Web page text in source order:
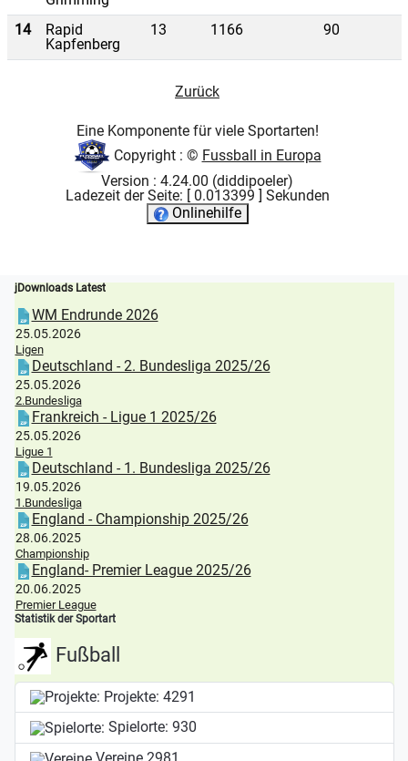
14
Rapid
Kapfenberg
13 1166 90
Zurück
Eine Komponente für viele Sportarten!
Copyright : © Fussball in Europa
Version : 4.24.00 (diddipoeler)
Ladezeit der Seite: [ 0.013399 ] Sekunden
Onlinehilfe
jDownloads Latest
WM Endrunde 2026
25.05.2026
Ligen
Deutschland - 2. Bundesliga 2025/26
25.05.2026
2.Bundesliga
Frankreich - Ligue 1 2025/26
25.05.2026
Ligue 1
Deutschland - 1. Bundesliga 2025/26
19.05.2026
1.Bundesliga
England - Championship 2025/26
28.06.2025
Championship
England- Premier League 2025/26
20.06.2025
Premier League
Statistik der Sportart
Fußball
Projekte: 4291
Spielorte: 930